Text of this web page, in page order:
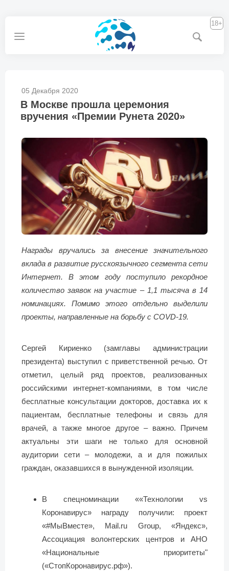
18+
05 Декабря 2020
В Москве прошла церемония
вручения «Премии Рунета 2020»
Награды вручались за внесение значительного
вклада в развитие русскоязычного сегмента сети
Интернет. В этом году поступило рекордное
количество заявок на участие – 1,1 тысяча в 14
номинациях. Помимо этого отдельно выделили
проекты, направленные на борьбу с COVD-19.
Сергей Кириенко (замглавы администрации
президента) выступил с приветственной речью. От
отметил, целый ряд проектов, реализованных
российскими интернет-компаниями, в том числе
бесплатные консультации докторов, доставка их к
пациентам, бесплатные телефоны и связь для
врачей, а также многое другое – важно. Причем
актуальны эти шаги не только для основной
аудитории сети – молодежи, а и для пожилых
граждан, оказавшихся в вынужденной изоляции.
В спецноминации ««Технологии vs
Коронавирус» награду получили: проект
«#МыВместе», Mail.ru Group, «Яндекс»,
Ассоциация волонтерских центров и АНО
«Национальные приоритеты"
(«СтопКоронавирус.рф»).